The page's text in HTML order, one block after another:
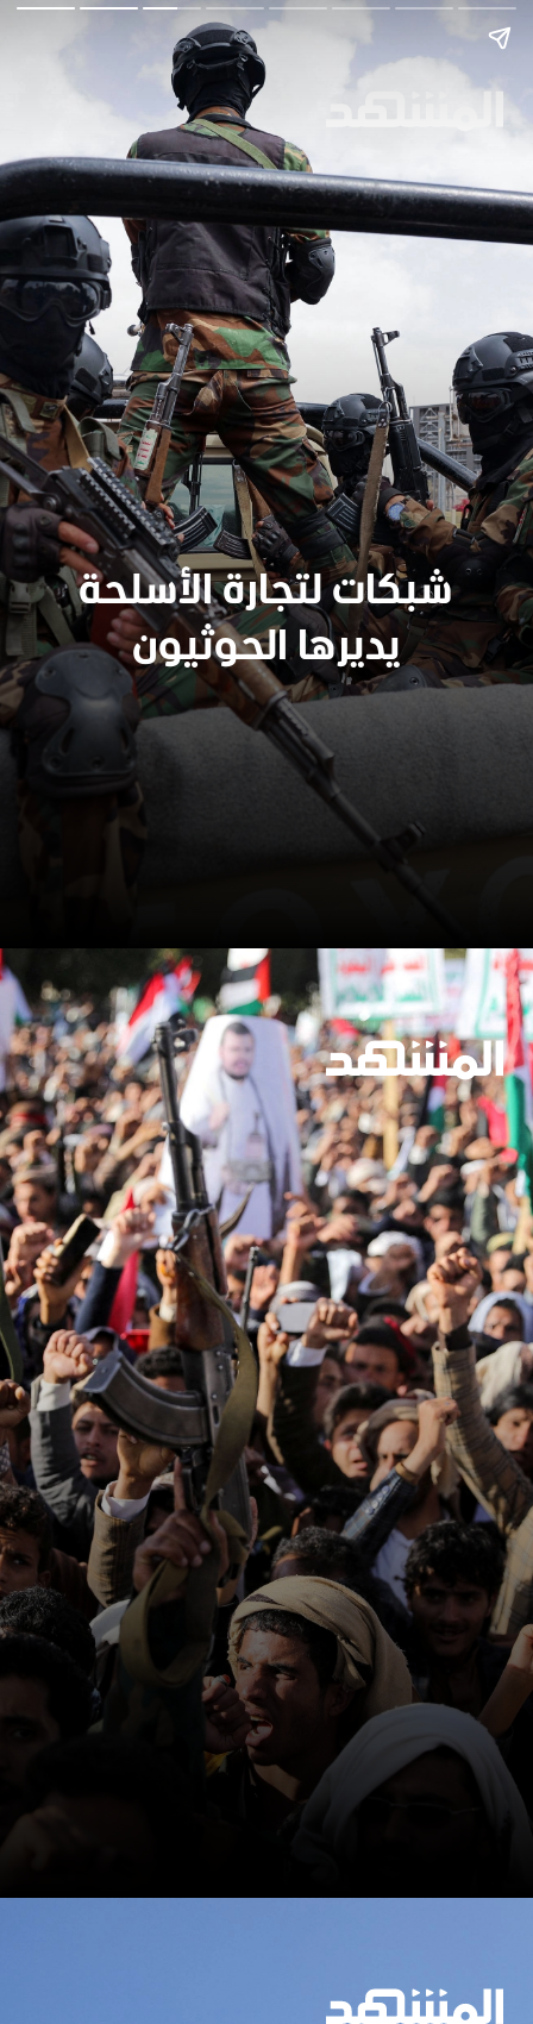
شبكات لتجارة الأسلحة
يديرها الحوثيون